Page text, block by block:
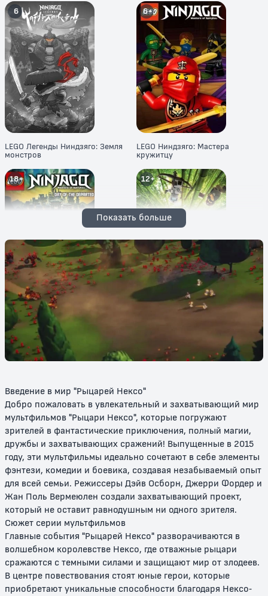
6
LEGO Легенды Ниндзяго: Земля
монстров
6+
LEGO Ниндзяго: Мастера
кружитцу
18+
LEGO Ниндзяго: День ушедших
12+
ЛЕГО Ниндзяго Фильм
6+
LEGO Ниндзяго Ниндзяго: восстание драконов
6+ 6+
Показать больше
Введение в мир "Рыцарей Нексо"
Добро пожаловать в увлекательный и захватывающий мир
мультфильмов "Рыцари Нексо", которые погружают
зрителей в фантастические приключения, полный магии,
дружбы и захватывающих сражений! Выпущенные в 2015
году, эти мультфильмы идеально сочетают в себе элементы
фэнтези, комедии и боевика, создавая незабываемый опыт
для всей семьи. Режиссеры Дэйв Осборн, Джерри Фордер и
Жан Поль Вермеюлен создали захватывающий проект,
который не оставит равнодушным ни одного зрителя.
Сюжет серии мультфильмов
Главные события "Рыцарей Нексо" разворачиваются в
волшебном королевстве Нексо, где отважные рыцари
сражаются с темными силами и защищают мир от злодеев.
В центре повествования стоят юные герои, которые
приобретают уникальные способности благодаря Нексо-